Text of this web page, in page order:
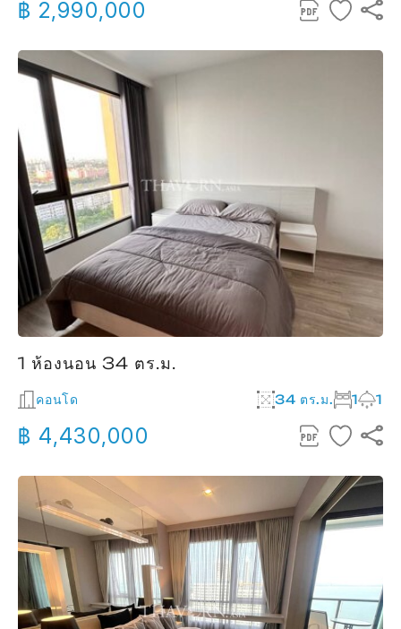
฿ 2,990,000
1 ห้องนอน 34 ตร.ม.
คอนโด 34 ตร.ม. 1 1
฿ 4,430,000